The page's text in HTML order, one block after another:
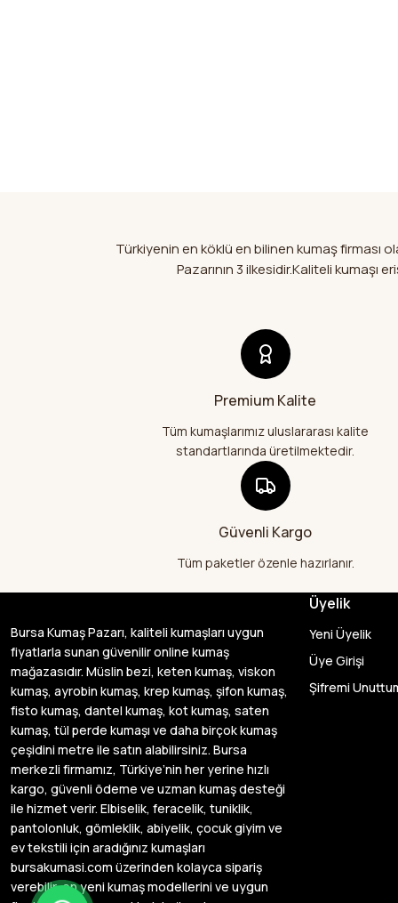
Türkiyenin en köklü en bilinen kumaş firması
Pazarının 3 ilkesidir.Kaliteli
Premium Kalite
Tüm kumaşlarımız uluslararası kalite
standartlarında üretilmektedir.
Güvenli Kargo
Tüm paketler özenle hazırlanır.
Bursa Kumaş Pazarı, kaliteli kumaşları uygun
fiyatlarla sunan güvenilir online kumaş
mağazasıdır. Müslin bezi, keten kumaş, viskon
kumaş, ayrobin kumaş, krep kumaş, şifon kumaş,
fisto kumaş, dantel kumaş, kot kumaş, saten
kumaş, tül perde kumaşı ve daha birçok kumaş
çeşidini metre ile satın alabilirsiniz. Bursa
merkezli firmamız, Türkiye’nin her yerine hızlı
kargo, güvenli ödeme ve uzman kumaş desteği
ile hizmet verir. Elbiselik, feracelik, tuniklik,
pantolonluk, gömleklik, abiyelik, çocuk giyim ve
ev tekstili için aradığınız kumaşları
bursakumasi.com üzerinden kolayca sipariş
verebilir, en yeni kumaş modellerini ve uygun
Üyelik
Yeni Üyelik
Üye Girişi
Şifremi